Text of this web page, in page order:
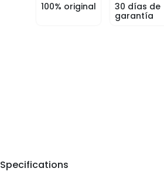
100% original
30 días de
garantía
Specifications